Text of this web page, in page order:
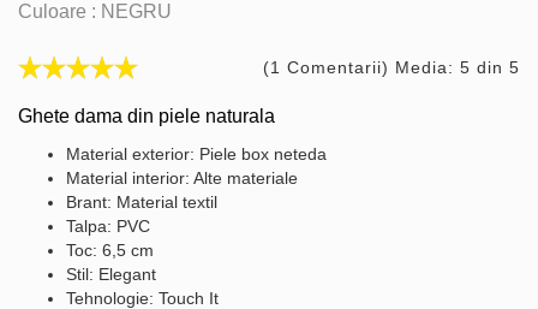
Culoare : NEGRU
(1 Comentarii) Media: 5 din 5
Ghete dama din piele naturala
Material exterior: Piele box neteda
Material interior: Alte materiale
Brant: Material textil
Talpa: PVC
Toc: 6,5 cm
Stil: Elegant
Tehnologie: Touch It